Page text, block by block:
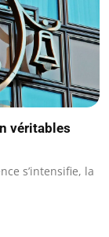
véritables
s’intensifie, la